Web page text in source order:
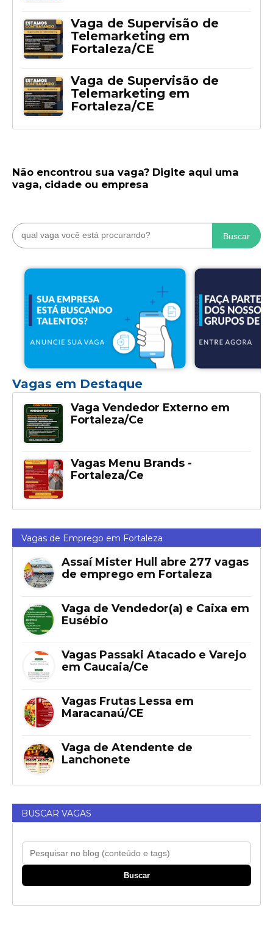
Vaga de Supervisão de
Telemarketing em
Fortaleza/CE
Vaga de Supervisão de
Telemarketing em
Fortaleza/CE
Não encontrou sua vaga? Digite aqui uma
vaga, cidade ou empresa
Buscar
Vagas em Destaque
Vaga Vendedor Externo em
Fortaleza/Ce
Vagas Menu Brands -
Fortaleza/Ce
Vagas de Emprego em Fortaleza
Assaí Mister Hull abre 277 vagas
de emprego em Fortaleza
Vaga de Vendedor(a) e Caixa em
Eusébio
Vagas Passaki Atacado e Varejo
em Caucaia/Ce
Vagas Frutas Lessa em
Maracanaú/CE
Vaga de Atendente de
Lanchonete
BUSCAR VAGAS
Buscar